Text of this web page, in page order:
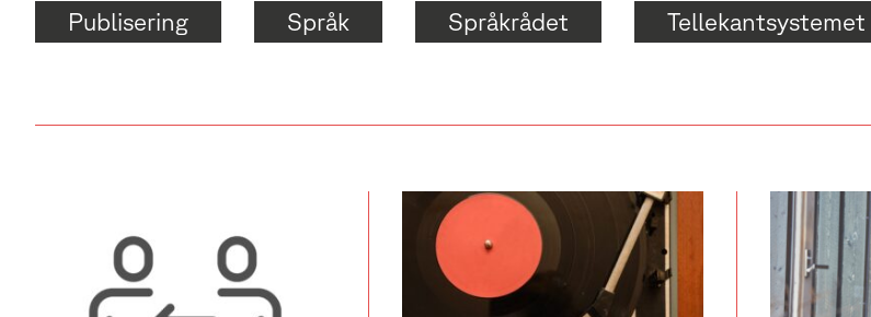
Publisering Språk Språkrådet Tellekantsystemet